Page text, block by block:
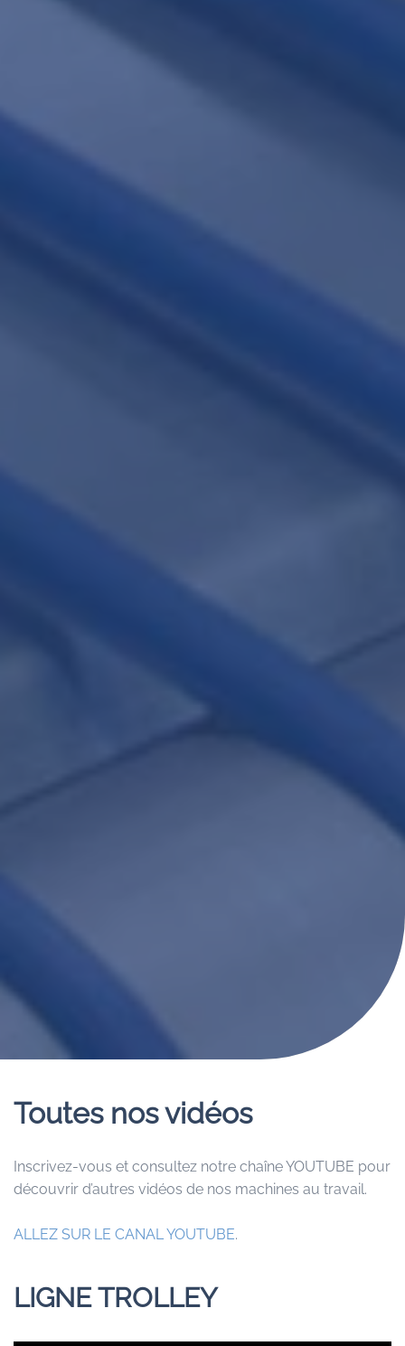
Toutes nos vidéos
Inscrivez-vous et consultez notre chaîne YOUTUBE pour
découvrir d’autres vidéos de nos machines au travail.
ALLEZ SUR LE CANAL YOUTUBE.
LIGNE TROLLEY